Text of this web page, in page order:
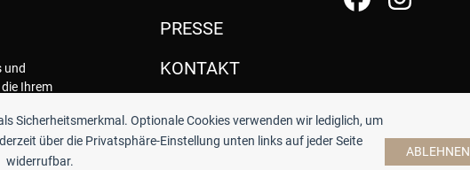
Sicherheitsmerkmal. Optionale Cookies verwenden wir lediglich, um
über die Privatsphäre-Einstellung unten links auf jeder Seite
widerrufbar.
ABLEHNEN
und
Ihrem
PRESSE
KONTAKT